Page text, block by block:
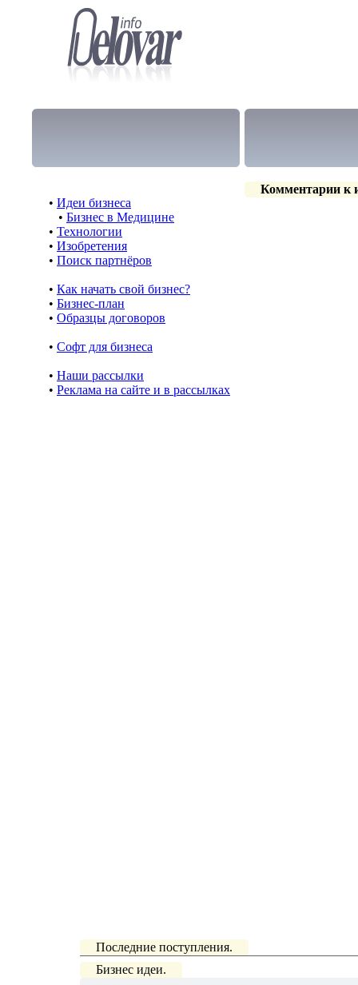
• Идеи бизнеса
• Бизнес в Медицине
• Технологии
• Изобретения
• Поиск партнёров
• Как начать свой бизнес?
• Бизнес-план
• Образцы договоров
• Cофт для бизнеса
• Наши рассылки
• Реклама на сайте и в рассылках
Комментарии к
Последние поступления.
Бизнес идеи.